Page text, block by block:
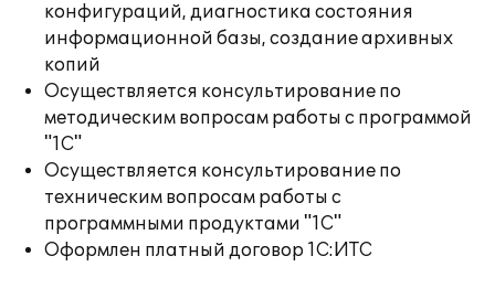
конфигураций, диагностика состояния
информационной базы, создание архивных
копий
Осуществляется консультирование по
методическим вопросам работы с программой
"1С"
Осуществляется консультирование по
техническим вопросам работы с
программными продуктами "1С"
Оформлен платный договор 1С:ИТС